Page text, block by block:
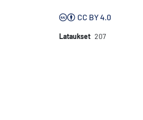
CC BY 4.0
Lataukset 207